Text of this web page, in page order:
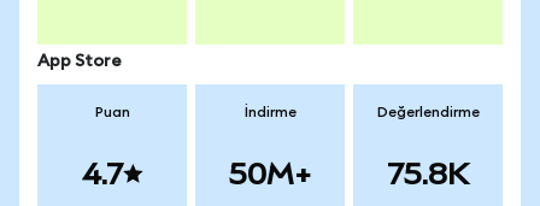
App Store
Puan
4.7
İndirme
50M+
Değerlendirme
75.8K